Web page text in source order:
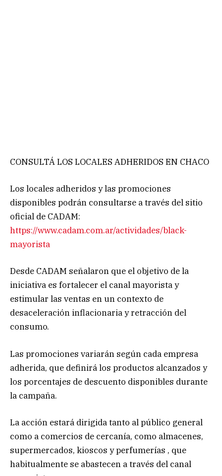
CONSULTÁ LOS LOCALES ADHERIDOS EN CHACO
Los locales adheridos y las promociones
disponibles podrán consultarse a través del sitio
oficial de CADAM:
https://www.cadam.com.ar/actividades/black-
mayorista
Desde CADAM señalaron que el objetivo de la
iniciativa es fortalecer el canal mayorista y
estimular las ventas en un contexto de
desaceleración inflacionaria y retracción del
consumo.
Las promociones variarán según cada empresa
adherida, que definirá los productos alcanzados y
los porcentajes de descuento disponibles durante
la campaña.
La acción estará dirigida tanto al público general
como a comercios de cercanía, como almacenes,
supermercados, kioscos y perfumerías , que
habitualmente se abastecen a través del canal